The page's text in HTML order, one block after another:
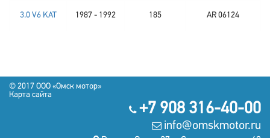
3.0 V6 KAT 1987 - 1992 185 AR 06124
© 2017 OOO «Омск мотор»
Карта сайта
+7 908 316-40-00
info@omskmotor.ru